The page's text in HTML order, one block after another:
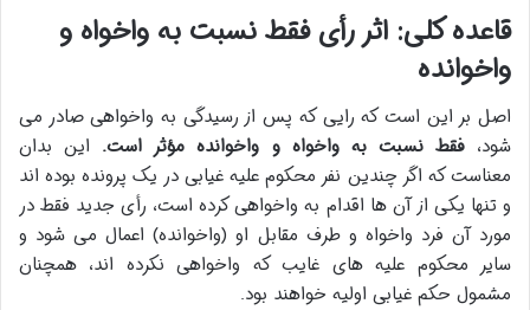
قاعده کلی: اثر رأی فقط نسبت به واخواه و
واخوانده
اصل بر این است که رایی که پس از رسیدگی به واخواهی صادر می
شود،فقط نسبت به واخواه و واخوانده مؤثر است. این بدان
معناست که اگر چندین نفر محکوم علیه غیابی در یک پرونده بوده اند
و تنها یکی از آن ها اقدام به واخواهی کرده است، رأی جدید فقط در
مورد آن فرد واخواه و طرف مقابل او (واخوانده) اعمال می شود و
سایر محکوم علیه های غایب که واخواهی نکرده اند، همچنان
مشمول حکم غیابی اولیه خواهند بود.